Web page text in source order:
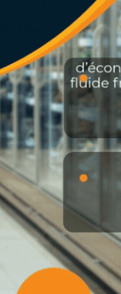
01.07
des
30.06
une
2025
réélue
30.06